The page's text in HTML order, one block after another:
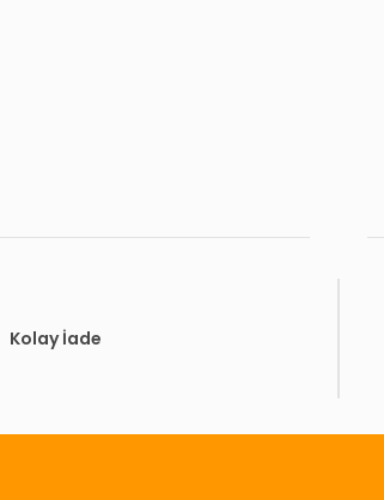
Gönder
Kolay İade